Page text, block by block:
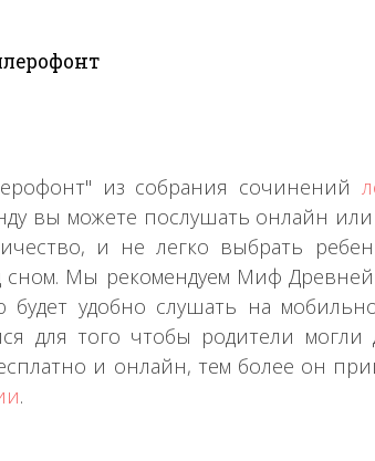
из собрания сочинений
вы можете послушать онлайн
и не легко выбрать
сном. Мы рекомендуем Миф
будет удобно слушать на
для того чтобы родители
и онлайн, тем более он
.